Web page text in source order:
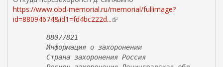
https://www.obd-memorial.ru/memorial/fullimage?
id=88094674&id1=fd4bc222d...(
е
ш
88077821
Информация о захоронении
Страна захоронения Россия